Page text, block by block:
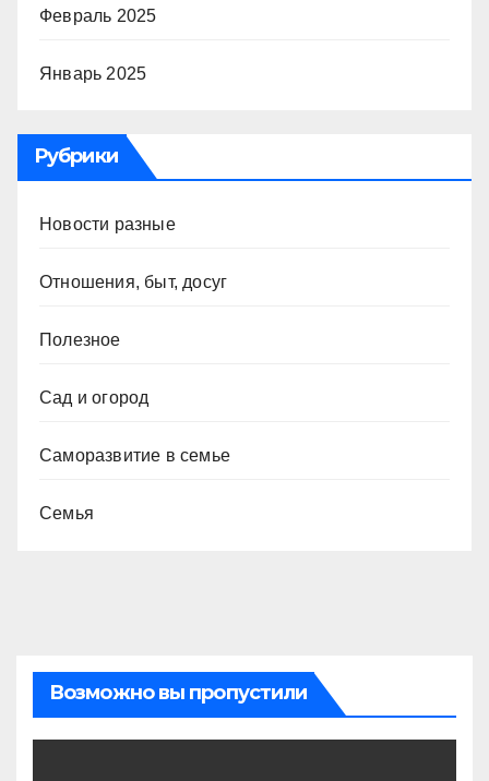
Февраль 2025
Январь 2025
Рубрики
Новости разные
Отношения, быт, досуг
Полезное
Сад и огород
Саморазвитие в семье
Семья
Возможно вы пропустили